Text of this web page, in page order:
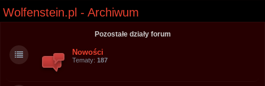
Wolfenstein.pl - Archiwum
Pozostałe działy forum
Nowości
Tematy: 187